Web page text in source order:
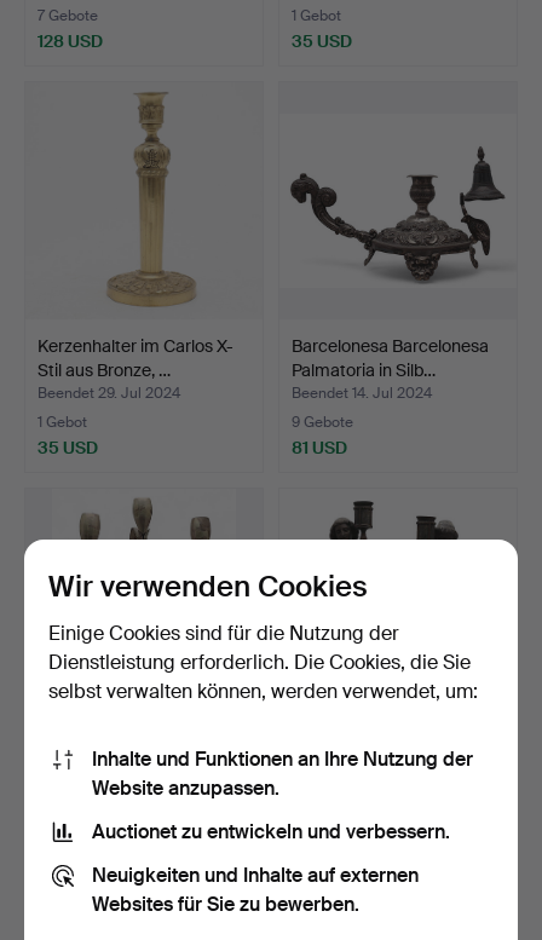
7 Gebote
128 USD
1 Gebot
35 USD
Kerzenhalter im Carlos X-
Stil aus Bronze, …
Beendet 29. Jul 2024
1 Gebot
35 USD
Barcelonesa Barcelonesa
Palmatoria in Silb…
Beendet 14. Jul 2024
9 Gebote
81 USD
Designer-Kronleuchter in
Silber, um 1970.
Beendet 18. Jun 2024
19 Gebote
Paar farbig patinierte
Kerzenhalter aus Ga…
5 Gebote
Wir verwenden Cookies
Einige Cookies sind für die Nutzung der
Dienstleistung erforderlich. Die Cookies, die Sie
selbst verwalten können, werden verwendet, um:
Inhalte und Funktionen an Ihre Nutzung der
Website anzupassen.
Auctionet zu entwickeln und verbessern.
Neuigkeiten und Inhalte auf externen
Websites für Sie zu bewerben.